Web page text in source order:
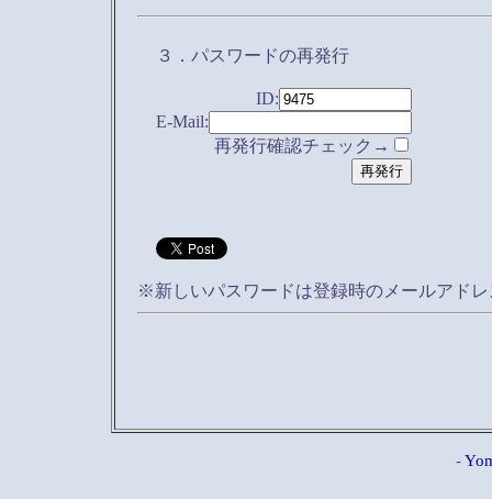
３．パスワードの再発行
ID:
E-Mail:
再発行確認チェック→
※新しいパスワードは登録時のメールアド
-